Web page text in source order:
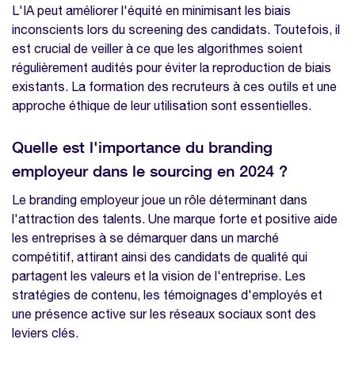
L'IA peut améliorer l'équité en minimisant les biais
inconscients lors du screening des candidats. Toutefois, il
est crucial de veiller à ce que les algorithmes soient
régulièrement audités pour éviter la reproduction de biais
existants. La formation des recruteurs à ces outils et une
approche éthique de leur utilisation sont essentielles.
Quelle est l'importance du branding
employeur dans le sourcing en 2024 ?
Le branding employeur joue un rôle déterminant dans
l'attraction des talents. Une marque forte et positive aide
les entreprises à se démarquer dans un marché
compétitif, attirant ainsi des candidats de qualité qui
partagent les valeurs et la vision de l'entreprise. Les
stratégies de contenu, les témoignages d'employés et
une présence active sur les réseaux sociaux sont des
leviers clés.